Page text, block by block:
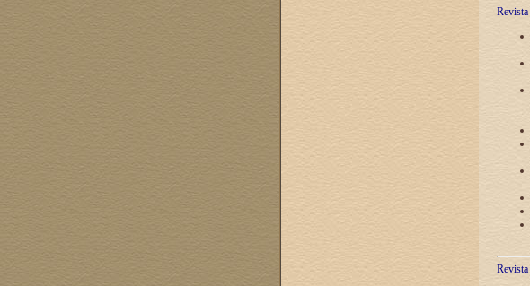
Revista
Revista